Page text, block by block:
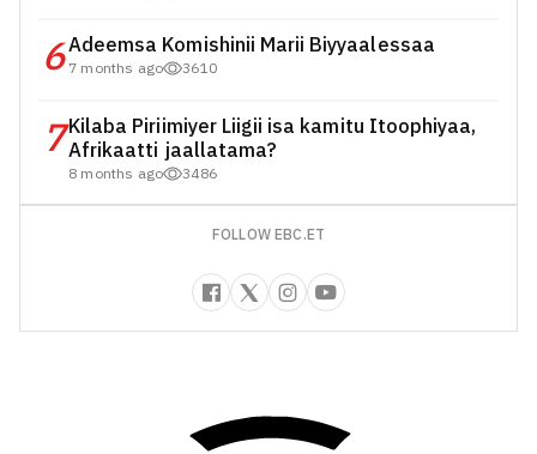
6Adeemsa Komishinii Marii Biyyaalessaa
7 months ago 3610
7Kilaba Piriimiyer Liigii isa kamitu Itoophiyaa,
Afrikaatti jaallatama?
8 months ago 3486
FOLLOW EBC.ET